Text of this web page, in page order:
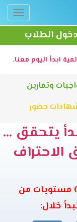
دخول الطلاب
ابدأ اليوم معنا.
وتمارين
حضور
يتحقق ...
الاحتراف
احترف الانجليزية وانت في بيتك 6 مستويات من
خلال: